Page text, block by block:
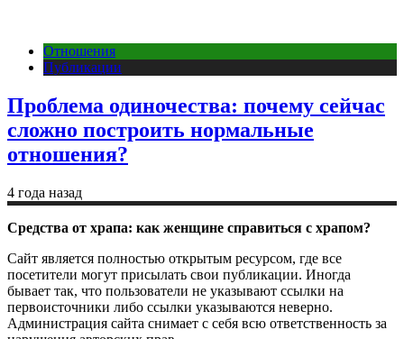
Отношения
Публикации
Проблема одиночества: почему сейчас
сложно построить нормальные
отношения?
4 года назад
Средства от храпа: как женщине справиться с храпом?
Сайт является полностью открытым ресурсом, где все
посетители могут присылать свои публикации. Иногда
бывает так, что пользователи не указывают ссылки на
первоисточники либо ссылки указываются неверно.
Администрация сайта снимает с себя всю ответственность за